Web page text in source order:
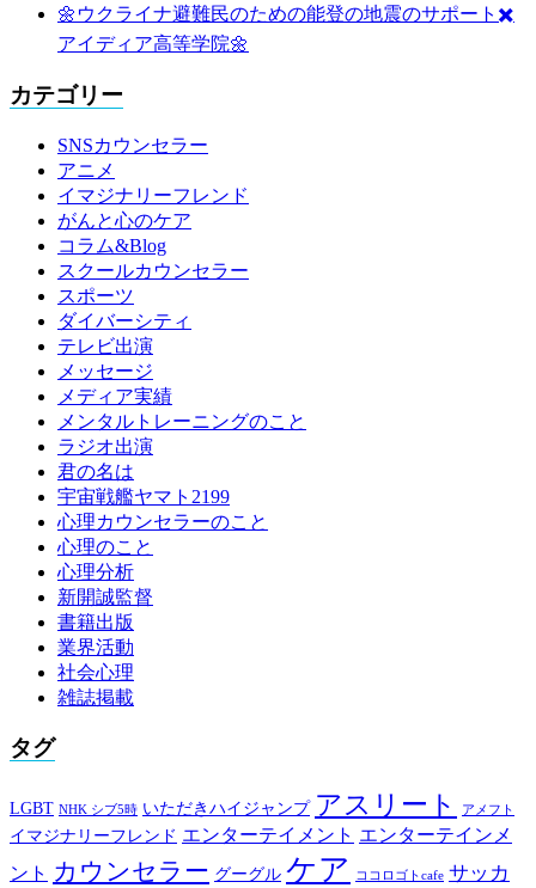
🌼ウクライナ避難民のための能登の地震のサポート✖️
アイディア高等学院🌼
カテゴリー
SNSカウンセラー
アニメ
イマジナリーフレンド
がんと心のケア
コラム&Blog
スクールカウンセラー
スポーツ
ダイバーシティ
テレビ出演
メッセージ
メディア実績
メンタルトレーニングのこと
ラジオ出演
君の名は
宇宙戦艦ヤマト2199
心理カウンセラーのこと
心理のこと
心理分析
新開誠監督
書籍出版
業界活動
社会心理
雑誌掲載
タグ
LGBT NHK シブ5時 いただきハイジャンプ アスリート アメフト
イマジナリーフレンド エンターテイメント エンターテインメ
ント カウンセラー グーグル ケア ココロゴトcafe サッカ